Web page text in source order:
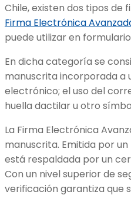
Chile, existen dos tipos de
Firma Electrónica
puede utilizar en
En dicha categoría se
manuscrita incorporada a
electrónico; el uso del
huella dactilar u otro
La Firma Electrónica
manuscrita. Emitida por
está respaldada por un
Con un nivel superior de
verificación garantiza que